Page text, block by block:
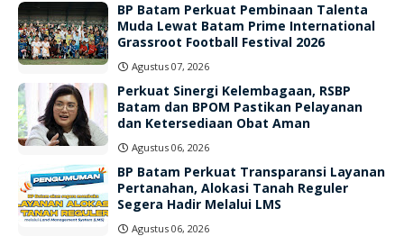
BP Batam Perkuat Pembinaan Talenta
Muda Lewat Batam Prime International
Grassroot Football Festival 2026
Agustus 07, 2026
Perkuat Sinergi Kelembagaan, RSBP
Batam dan BPOM Pastikan Pelayanan
dan Ketersediaan Obat Aman
Agustus 06, 2026
BP Batam Perkuat Transparansi Layanan
Pertanahan, Alokasi Tanah Reguler
Segera Hadir Melalui LMS
Agustus 06, 2026